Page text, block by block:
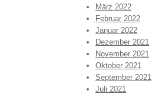
März 2022
Februar 2022
Januar 2022
Dezember 2021
November 2021
Oktober 2021
September 2021
Juli 2021